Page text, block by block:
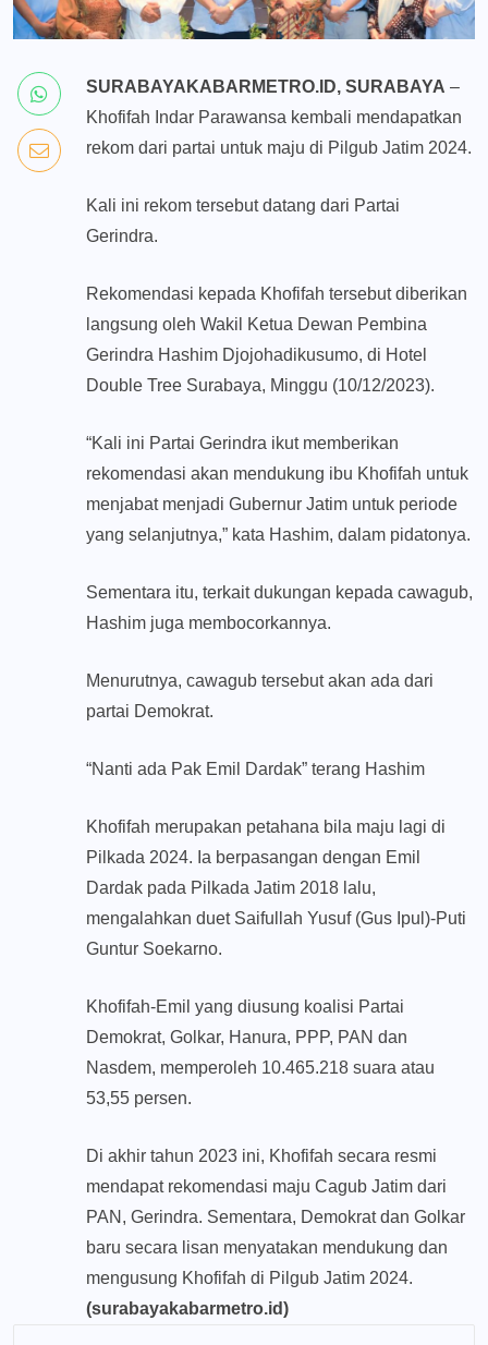
SURABAYAKABARMETRO.ID, SURABAYA –
Khofifah Indar Parawansa kembali mendapatkan
rekom dari partai untuk maju di Pilgub Jatim 2024.
Kali ini rekom tersebut datang dari Partai
Gerindra.
Rekomendasi kepada Khofifah tersebut diberikan
langsung oleh Wakil Ketua Dewan Pembina
Gerindra Hashim Djojohadikusumo, di Hotel
Double Tree Surabaya, Minggu (10/12/2023).
“Kali ini Partai Gerindra ikut memberikan
rekomendasi akan mendukung ibu Khofifah untuk
menjabat menjadi Gubernur Jatim untuk periode
yang selanjutnya,” kata Hashim, dalam pidatonya.
Sementara itu, terkait dukungan kepada cawagub,
Hashim juga membocorkannya.
Menurutnya, cawagub tersebut akan ada dari
partai Demokrat.
“Nanti ada Pak Emil Dardak” terang Hashim
Khofifah merupakan petahana bila maju lagi di
Pilkada 2024. Ia berpasangan dengan Emil
Dardak pada Pilkada Jatim 2018 lalu,
mengalahkan duet Saifullah Yusuf (Gus Ipul)-Puti
Guntur Soekarno.
Khofifah-Emil yang diusung koalisi Partai
Demokrat, Golkar, Hanura, PPP, PAN dan
Nasdem, memperoleh 10.465.218 suara atau
53,55 persen.
Di akhir tahun 2023 ini, Khofifah secara resmi
mendapat rekomendasi maju Cagub Jatim dari
PAN, Gerindra. Sementara, Demokrat dan Golkar
baru secara lisan menyatakan mendukung dan
mengusung Khofifah di Pilgub Jatim 2024.
(surabayakabarmetro.id)